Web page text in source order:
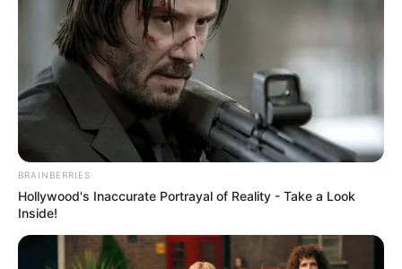
Profilerben, majd három évadon át alakította a
démoni Cole Turnert a Bűbájos boszorkák című
természetfeletti sorozatban. Legnagyobb áttörését
a Kés/Alatt hozta meg számára, ahol hat évadon át
játszotta Dr. Christian Troy szerepét. A karaktert –
egy jóképű, sármos és szabados életet élő
plasztikai sebészt – alakítva Golden Globe-jelölést
BRAINBERRIES
Hollywood's Inaccurate Portrayal of Reality - Take a Look
Inside!